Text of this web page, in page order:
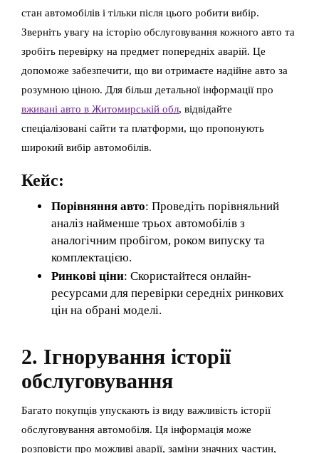
стан автомобілів і тільки після цього робити вибір.
Зверніть увагу на історію обслуговування кожного авто та
зробіть перевірку на предмет попередніх аварій. Це
допоможе забезпечити, що ви отримаєте надійне авто за
розумною ціною. Для більш детальної інформації про
вживані авто в Житомирській обл, відвідайте
спеціалізовані сайти та платформи, що пропонують
широкий вибір автомобілів.
Кейс:
Порівняння авто: Проведіть порівняльний
аналіз найменше трьох автомобілів з
аналогічним пробігом, роком випуску та
комплектацією.
Ринкові ціни: Скористайтеся онлайн-
ресурсами для перевірки середніх ринкових
цін на обрані моделі.
2. Ігнорування історії
обслуговування
Багато покупців упускають із виду важливість історії
обслуговування автомобіля. Ця інформація може
розповісти про можливі аварії, заміни значних частин,